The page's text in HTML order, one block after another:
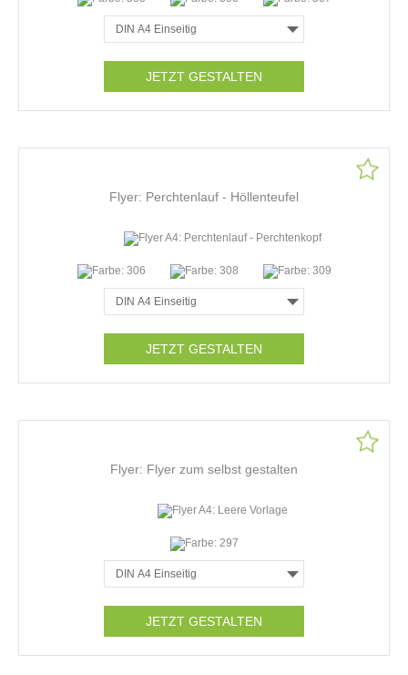
JETZT GESTALTEN
Flyer: Perchtenlauf - Höllenteufel
JETZT GESTALTEN
Flyer: Flyer zum selbst gestalten
JETZT GESTALTEN